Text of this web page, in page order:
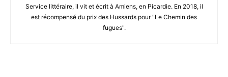
Service littéraire, il vit et écrit à Amiens, en Picardie. En 2018, il
est récompensé du prix des Hussards pour "Le Chemin des
fugues".